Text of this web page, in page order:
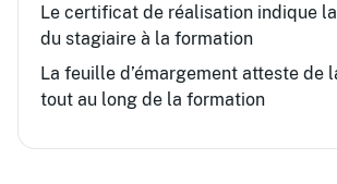
Le certificat de réalisation indique
du stagiaire à la formation
La feuille d’émargement atteste de
tout au long de la formation